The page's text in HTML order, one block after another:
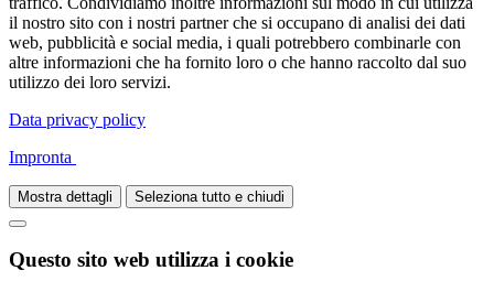
il nostro sito con i nostri partner che si occupano di analisi dei dati
web, pubblicità e social media, i quali potrebbero combinarle con
altre informazioni che ha fornito loro o che hanno raccolto dal suo
utilizzo dei loro servizi.
Data privacy policy
Impronta
Mostra dettagli Seleziona tutto e chiudi
Questo sito web utilizza i cookie